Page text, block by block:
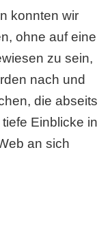
konnten wir
ohne auf eine
zu sein,
nach und
die abseits
Einblicke in
an sich